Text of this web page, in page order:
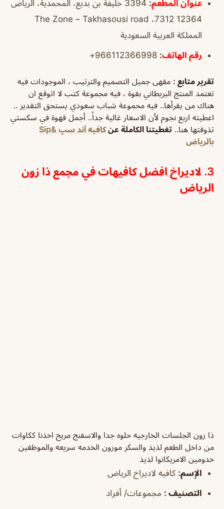
عنوان المطعم:
3394 خليفة بن بديع، المحمدية، الرياض
12364 7312، The Zone – Takhasousi road
المملكة العربية السعودية
رقم الهاتف:
تقرير متابع : مقهى جميل التصميم والترتيب ، الموجودات فيه
تعتمد المنتج البريطاني بقوة ، فيه مجموعة كتب لا اتوقع ان
هناك من يقرأها.. فيه محموعة شباب سعودي يستحق التقدير ..
اعطيته اربع نجوم لأن الاسعار غالية جداً.. أجمل قهوة في سكستي
تذوقتها هنا.. تغطيتنا الكاملة عن
كافيه آند سپ &Sip
بالرياض
3. لاديراخ افضل كافيهات في مجمع ذا زون
الرياض
ذا زون الجلسات الخارجيه حلوه جدا والاسفنج مريح اخذنا ككاوات
من داخل الطعم لذيذ والسكر موزون الخدمه سريعه والموظفين
خدومين الامريكانوا لذيذ
الإسم: كافيه لاديراخ الرياض
التصنيف : مجموعات/ أفراد